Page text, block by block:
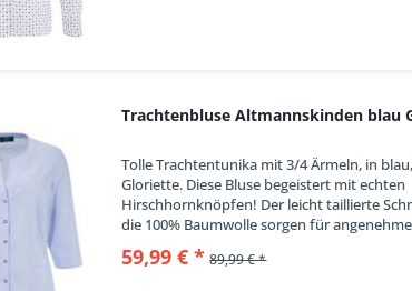
Tolle Trachtentunika mit 3/4 Ärmeln, in
Gloriette. Diese Bluse begeistert mit echten
Hirschhornknöpfen! Der leicht taillierte
die 100% Baumwolle sorgen für
Tragekomfort. in Kürze: Trachtenbluse,
59,99 € * 89,99 € *